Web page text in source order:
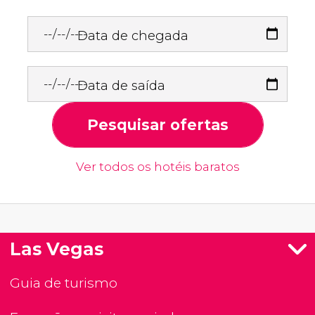
Data de chegada
Data de saída
Pesquisar ofertas
Ver todos os hotéis baratos
Las Vegas
Guia de turismo